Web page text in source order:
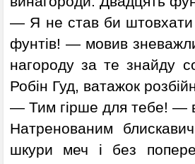
— Я не став би штовхати
фунтів! — мовив
нагороду за те знайду
Робін Гуд, ватажок
— Тим гірше для тебе! —
Натренованим
шкури меч і без